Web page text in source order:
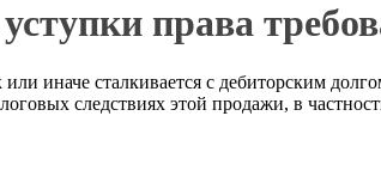
права
иначе сталкивается с дебиторским
следствиях этой продажи, в